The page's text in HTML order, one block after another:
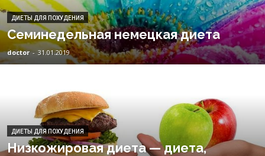
ДИЕТЫ ДЛЯ ПОХУДЕНИЯ
Семинедельная немецкая диета
doctor - 31.01.2019
ДИЕТЫ ДЛЯ ПОХУДЕНИЯ
Низкожировая диета — диета,